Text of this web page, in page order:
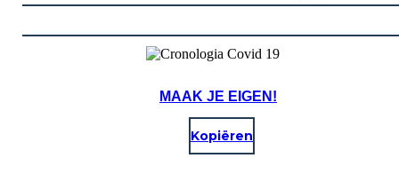
MAAK JE EIGEN!
Kopiëren